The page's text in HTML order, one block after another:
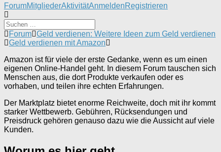
Forum-
Navigation
ForumMitgliederAktivitätAnmeldenRegistrieren
Forum-
Breadcrumbs
Du
bist
hier:
Forum Geld verdienen: Weitere Ideen zum Geld verdienen
Geld verdienen mit Amazon
Amazon ist für viele der erste Gedanke, wenn es um einen
eigenen Online-Handel geht. In diesem Forum tauschen sich
Menschen aus, die dort Produkte verkaufen oder es
vorhaben, und teilen ihre echten Erfahrungen.
Der Marktplatz bietet enorme Reichweite, doch mit ihr kommt
starker Wettbewerb. Gebühren, Rücksendungen und
Preisdruck gehören genauso dazu wie die Aussicht auf viele
Kunden.